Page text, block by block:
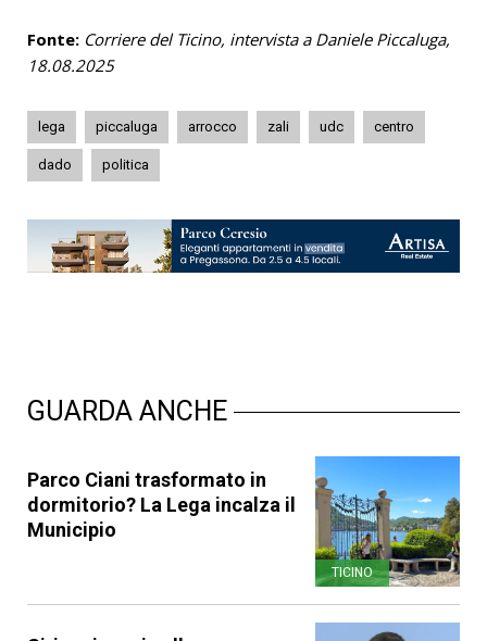
Fonte: Corriere del Ticino, intervista a Daniele Piccaluga,
18.08.2025
lega piccaluga arrocco zali udc centro
dado politica
GUARDA ANCHE
Parco Ciani trasformato in
dormitorio? La Lega incalza il
Municipio
TICINO